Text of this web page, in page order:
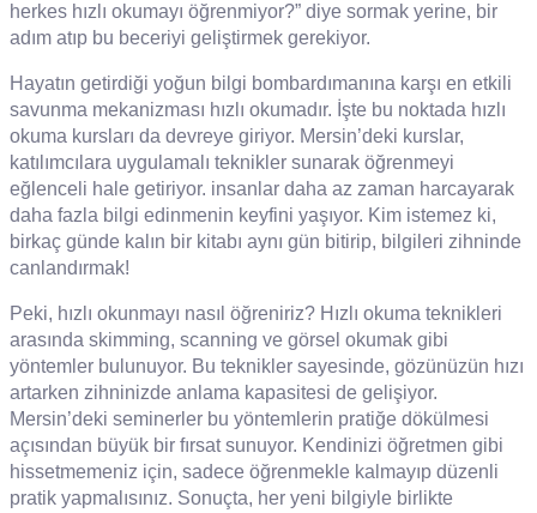
herkes hızlı okumayı öğrenmiyor?” diye sormak yerine, bir
adım atıp bu beceriyi geliştirmek gerekiyor.
Hayatın getirdiği yoğun bilgi bombardımanına karşı en etkili
savunma mekanizması hızlı okumadır. İşte bu noktada hızlı
okuma kursları da devreye giriyor. Mersin’deki kurslar,
katılımcılara uygulamalı teknikler sunarak öğrenmeyi
eğlenceli hale getiriyor. insanlar daha az zaman harcayarak
daha fazla bilgi edinmenin keyfini yaşıyor. Kim istemez ki,
birkaç günde kalın bir kitabı aynı gün bitirip, bilgileri zihninde
canlandırmak!
Peki, hızlı okunmayı nasıl öğreniriz? Hızlı okuma teknikleri
arasında skimming, scanning ve görsel okumak gibi
yöntemler bulunuyor. Bu teknikler sayesinde, gözünüzün hızı
artarken zihninizde anlama kapasitesi de gelişiyor.
Mersin’deki seminerler bu yöntemlerin pratiğe dökülmesi
açısından büyük bir fırsat sunuyor. Kendinizi öğretmen gibi
hissetmemeniz için, sadece öğrenmekle kalmayıp düzenli
pratik yapmalısınız. Sonuçta, her yeni bilgiyle birlikte